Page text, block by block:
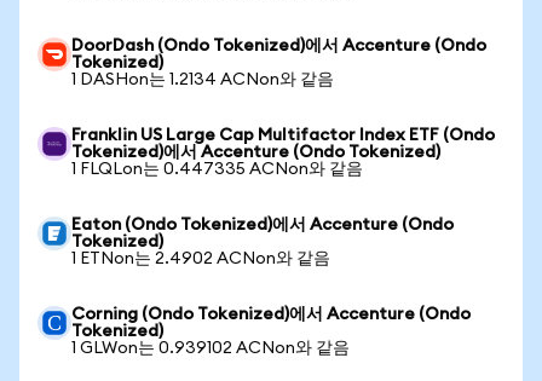
DoorDash (Ondo Tokenized)에서 Accenture (Ondo
Tokenized)
1 DASHon는 1.2134 ACNon와 같음
Franklin US Large Cap Multifactor Index ETF (Ondo
Tokenized)에서 Accenture (Ondo Tokenized)
1 FLQLon는 0.447335 ACNon와 같음
Eaton (Ondo Tokenized)에서 Accenture (Ondo
Tokenized)
1 ETNon는 2.4902 ACNon와 같음
Corning (Ondo Tokenized)에서 Accenture (Ondo
Tokenized)
1 GLWon는 0.939102 ACNon와 같음